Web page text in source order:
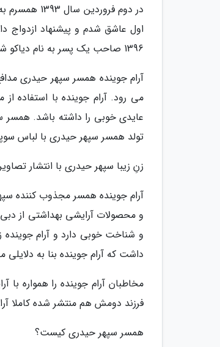
در دوم
اول عاشق شدم و پیشنهاد ازدواج
1396 صاحب یک پسر به نام دیاکو شد.
آرام جوینده همسر سپهر حیدری
می رود. آرام جوینده با
تولد همسر سپهر حیدری با لباس
زنِ زیبا سپهر حیدری با انتشار
آرام جوینده همسر مجذوب کننده
و محصولات آرایشی بهداشتی از دبی
و شناخت خوبی دارد و آرام جوینده
داشت که آرام جوینده بنا به
مخاطبان آرام جوینده را همواره
فرزند دومش هم منتشر شده کاملا
همسر سپهر حیدری کیست؟